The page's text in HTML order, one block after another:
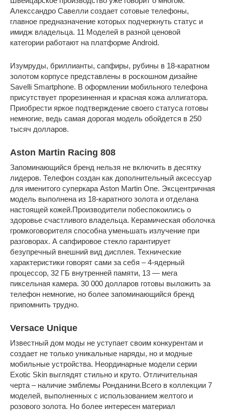
Алекссандро Савелли создает сотовые телефоны,
главное предназначение которых подчеркнуть статус и
имидж владельца. 11 Моделей в разной ценовой
категории работают на платформе Android.
Изумруды, бриллианты, сапфиры, рубины в 18-каратном
золотом корпусе представлены в роскошном дизайне
Savelli Smartphone. В оформлении мобильного телефона
присутствует прорезиненная и красная кожа аллигатора.
Приобрести яркое подтверждение своего статуса готовы
немногие, ведь самая дорогая модель обойдется в 250
тысяч долларов.
Aston Martin Racing 808
Запоминающийся бренд нельзя не включить в десятку
лидеров. Телефон создан как дополнительный аксессуар
для именитого суперкара Aston Martin One. Эксцентричная
модель выполнена из 18-каратного золота и отделана
настоящей кожей.Производители побеспокоились о
здоровье счастливого владельца. Керамическая оболочка
громкоговорителя способна уменьшать излучение при
разговорах. А сапфировое стекло гарантирует
безупречный внешний вид дисплея. Технические
характеристики говорят сами за себя – 4-ядерный
процессор, 32 ГБ внутренней памяти, 13 — мега
пиксельная камера. 30 000 долларов готовы выложить за
телефон немногие, но более запоминающийся бренд
припомнить трудно.
Versace Unique
Известный дом моды не уступает своим конкурентам и
создает не только уникальные наряды, но и модные
мобильные устройства. Неординарные модели серии
Exotic Skin выглядят стильно и круто. Отличительная
черта – наличие эмблемы Ронданини.Всего в коллекции 7
моделей, выполненных с использованием желтого и
розового золота. Но более интересен материал